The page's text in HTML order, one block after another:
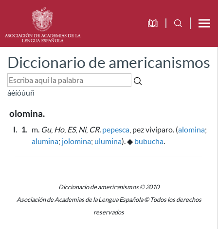
Diccionario de americanismos
áéíóúüñ
olomina.
I. 1. m. Gu, Ho, ES, Ni, CR. pepesca , pez vivíparo. (alomina;
alumina; jolomina; ulumina).◆ bubucha.
Diccionario de americanismos © 2010
Asociación de Academias de la Lengua Española © Todos los derechos
reservados